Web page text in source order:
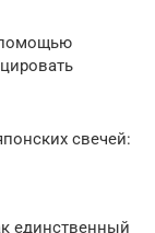
помощью
свечей:
единственный